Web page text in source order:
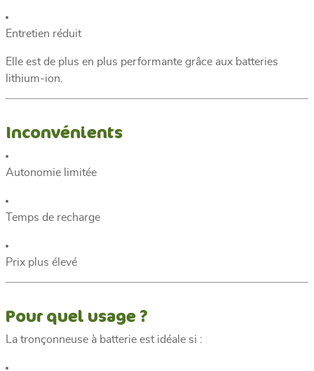
Entretien réduit
Elle est de plus en plus performante grâce aux batteries
lithium-ion.
Inconvénients
Autonomie limitée
Temps de recharge
Prix plus élevé
Pour quel usage ?
La tronçonneuse à batterie est idéale si :